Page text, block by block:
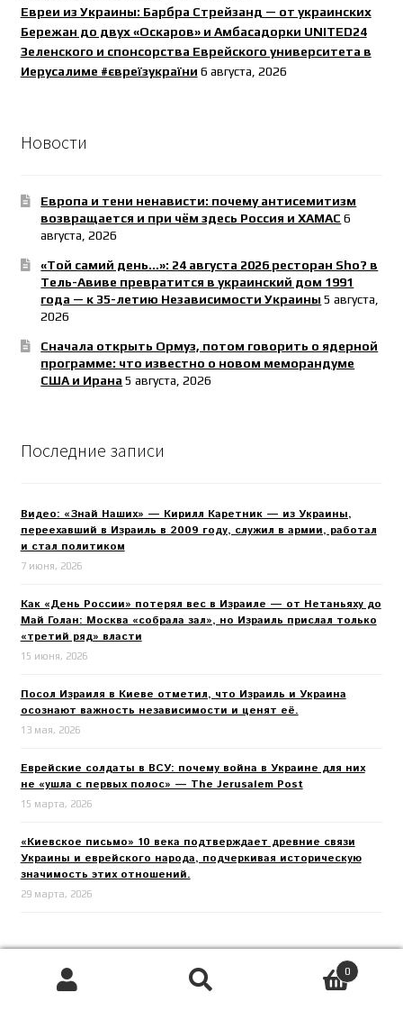
Евреи из Украины: Барбра Стрейзанд — от украинских
Бережан до двух «Оскаров» и Амбасадорки UNITED24
Зеленского и спонсорства Еврейского университета в
Иерусалиме #євреїзукраїни 6 августа, 2026
Новости
Европа и тени ненависти: почему антисемитизм
возвращается и при чём здесь Россия и ХАМАС 6
августа, 2026
«Той самий день…»: 24 августа 2026 ресторан Sho? в
Тель-Авиве превратится в украинский дом 1991
года — к 35-летию Независимости Украины 5 августа,
2026
Сначала открыть Ормуз, потом говорить о ядерной
программе: что известно о новом меморандуме
США и Ирана 5 августа, 2026
Последние записи
Видео: «Знай Наших» — Кирилл Каретник — из Украины,
переехавший в Израиль в 2009 году, служил в армии, работал
и стал политиком
7 июня, 2026
Как «День России» потерял вес в Израиле — от Нетаньяху до
Май Голан: Москва «собрала зал», но Израиль прислал только
«третий ряд» власти
15 июня, 2026
Посол Израиля в Киеве отметил, что Израиль и Украина
осознают важность независимости и ценят её.
13 мая, 2026
Еврейские солдаты в ВСУ: почему война в Украине для них
не «ушла с первых полос» — The Jerusalem Post
15 марта, 2026
«Киевское письмо» 10 века подтверждает древние связи
Украины и еврейского народа, подчеркивая историческую
значимость этих отношений.
29 марта, 2026
Свежие комментарии 0